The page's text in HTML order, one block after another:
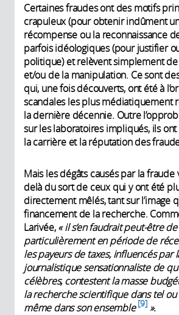
Certaines fraudes ont des motifs
crapuleux (pour obtenir indûment
récompense ou la reconnaissance
parfois idéologiques (pour justifier
politique) et relèvent simplement de
et/ou de la manipulation. Ce sont
qui, une fois découverts, ont été à
scandales les plus médiatiquement
la dernière décennie. Outre
sur les laboratoires impliqués, ils
la carrière et la réputation des
Mais les dégâts causés par la fraude
delà du sort de ceux qui y ont été
directement mêlés, tant sur l’image
financement de la recher­che.
Larivée,« il s’en faudrait peut-être
particulièrement en période de
les payeurs de taxes, influencés par
journalistique sensationnaliste de
célèbres, contestent la masse
la recherche scientifique dans tel
même dans son ensemble 9 ».